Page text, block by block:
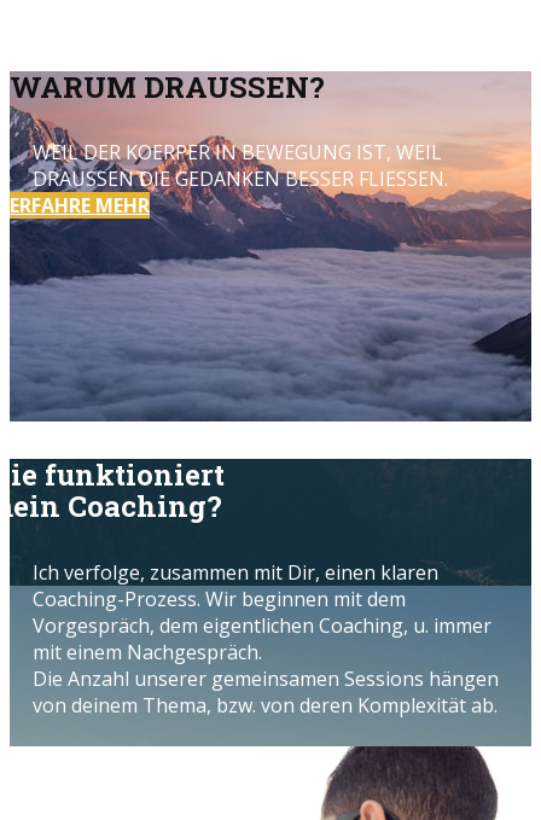
WARUM DRAUSSEN?
WEIL DER KOERPER IN BEWEGUNG IST, WEIL
DRAUSSEN DIE GEDANK​EN BESSER FLIESSEN.
ERFAHRE MEHR
funktioniert
Coaching?
Ich verfolge, zusammen mit Dir, einen klaren
Coaching-Prozess. Wir beginnen mit dem
Vorgespräch, dem eigentlichen Coaching, u. immer
mit einem Nachgespräch.
Die Anzahl unserer gemeinsamen Sessions hängen
von deinem Thema, bzw. von deren Komplexität ab.